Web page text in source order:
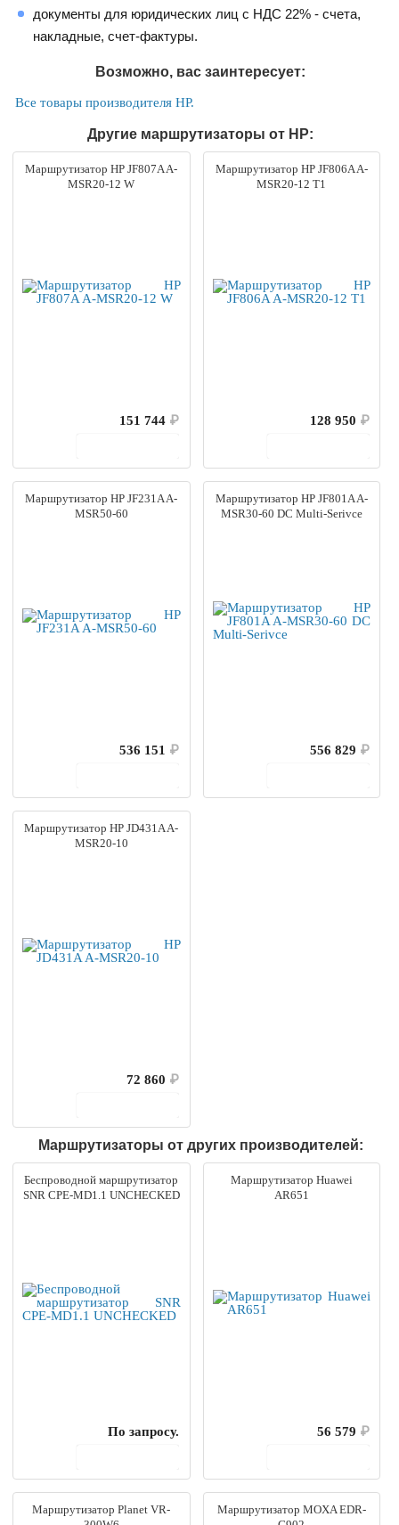
документы для юридических лиц с НДС 22% - счета,
накладные, счет-фактуры.
Возможно, вас заинтересует:
Все товары производителя HP.
Другие маршрутизаторы от HP:
Маршрутизатор HP JF807A A-
MSR20-12 W
151 744 ₽
Маршрутизатор HP JF806A A-
MSR20-12 T1
128 950 ₽
Маршрутизатор HP JF231A A-
MSR50-60
536 151 ₽
Маршрутизатор HP JF801A A-
MSR30-60 DC Multi-Serivce
556 829 ₽
Маршрутизатор HP JD431A A-
MSR20-10
72 860 ₽
Маршрутизаторы от других производителей:
Беспроводной маршрутизатор
SNR CPE-MD1.1 UNCHECKED
По запросу.
Маршрутизатор Huawei
AR651
56 579 ₽
Маршрутизатор Planet VR-
Маршрутизатор MOXA EDR-